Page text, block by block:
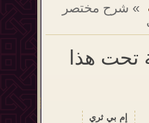
» شرح مختصر
تحت هذا
إم بي ثري